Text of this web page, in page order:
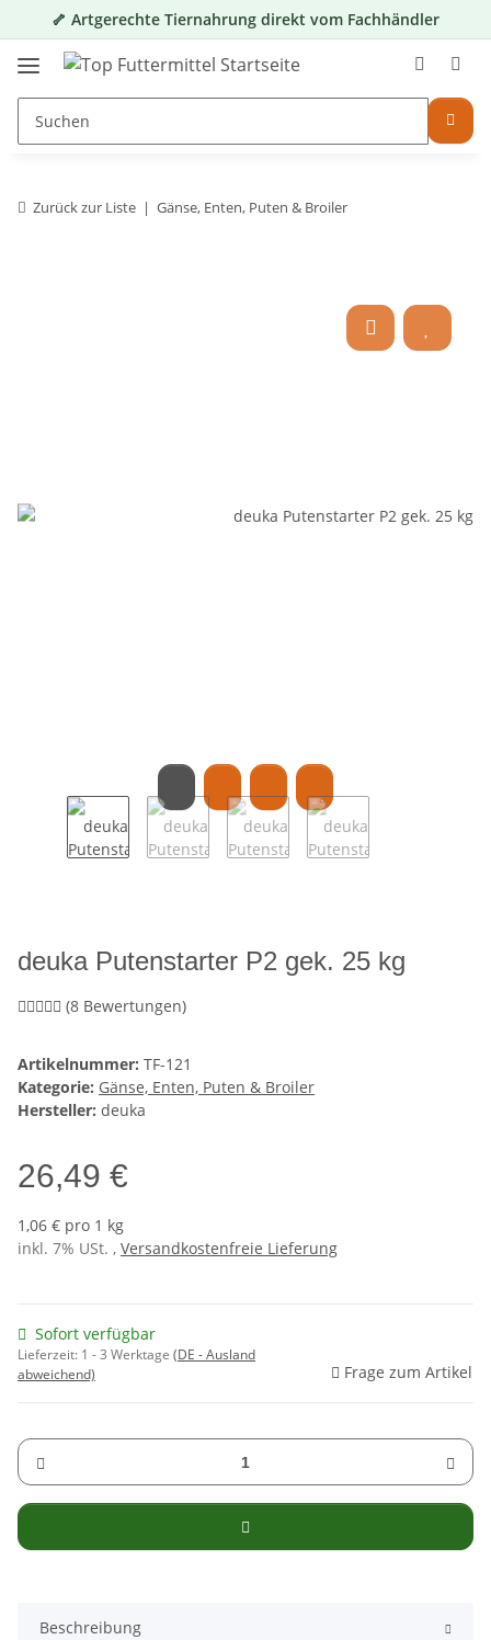
🦴 Artgerechte Tiernahrung direkt vom Fachhändler
Zurück zur Liste Gänse, Enten, Puten & Broiler
deuka Putenstarter P2 gek. 25 kg
(8 Bewertungen)
Artikelnummer: TF-121
Kategorie: Gänse, Enten, Puten & Broiler
Hersteller: deuka
26,49 €
1,06 € pro 1 kg
inkl. 7% USt. , Versandkostenfreie Lieferung
Sofort verfügbar
Lieferzeit: 1 - 3 Werktage (DE - Ausland
abweichend)
Frage zum Artikel
Beschreibung